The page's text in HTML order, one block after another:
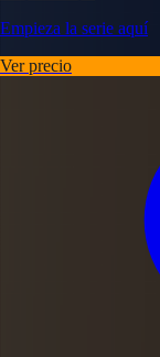
Empieza la serie aquí
Ver precio